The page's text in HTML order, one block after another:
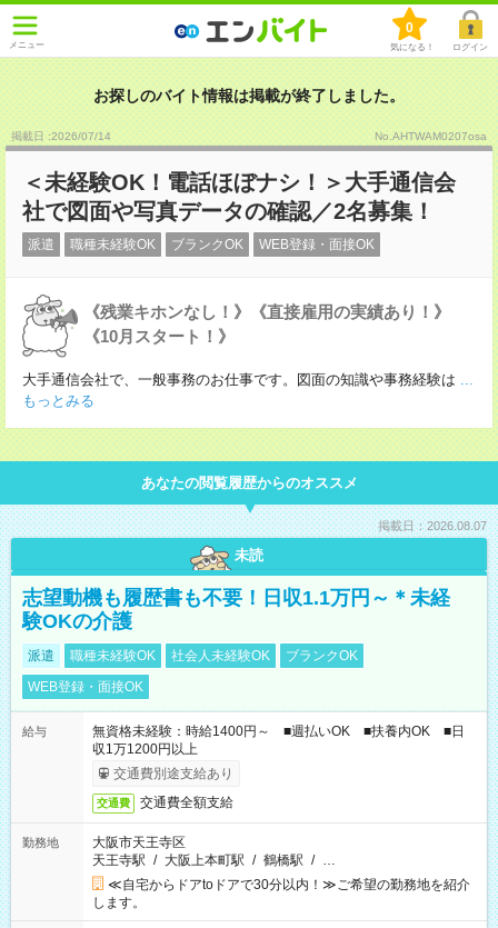
メニュー
0
気になる！ ログイン
お探しのバイト情報は掲載が終了しました。
掲載日 :2026/07/14 No.AHTWAM0207osa
＜未経験OK！電話ほぼナシ！＞大手通信会
社で図面や写真データの確認／2名募集！
派遣 職種未経験OK ブランクOK WEB登録・面接OK
《残業キホンなし！》《直接雇用の実績あり！》
《10月スタート！》
大手通信会社で、一般事務のお仕事です。図面の知識や事務経験は ...
もっとみる
あなたの閲覧履歴からのオススメ
掲載日：2026.08.07
未読
志望動機も履歴書も不要！日収1.1万円～＊未経
験OKの介護
派遣 職種未経験OK 社会人未経験OK
ブランクOK
WEB登録・面接OK
給与
無資格未経験：時給1400円～ ■週払いOK ■扶養内OK ■日
収1万1200円以上
交通費別途支給あり
交通費 交通費全額支給
勤務地
大阪市天王寺区
天王寺駅 / 大阪上本町駅 / 鶴橋駅 / …
≪自宅からドアtoドアで30分以内！≫ご希望の勤務地を紹介
します。